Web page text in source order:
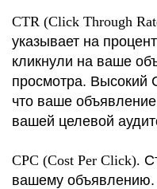
CTR (Click Through
указывает на
кликнули на ваше
просмотра. Высокий
что ваше
вашей целевой
CPC (Cost Per Click).
вашему объявлению.